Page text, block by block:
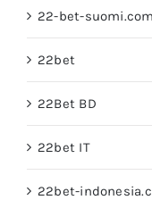
22-bet-suomi.com
22bet
22Bet BD
22bet IT
22bet-